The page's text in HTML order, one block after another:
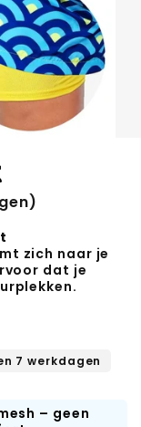
zich naar je
dat je
7 werkdagen
– geen